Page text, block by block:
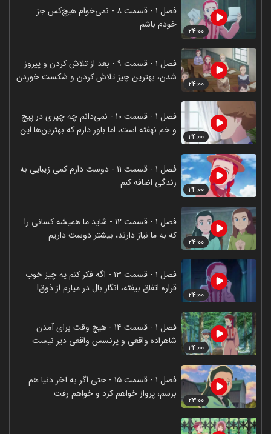
۲۴:۰۰
فصل ۱ - قسمت ۸ - نمی‌خوام هیچ‌کس جز
خودم باشم
۲۴:۰۰
فصل ۱ - قسمت ۹ - بعد از تلاش کردن و پیروز
شدن، بهترین چیز تلاش کردن و شکست خوردن
۲۴:۰۰
فصل ۱ - قسمت ۱۰ - نمی‌دانم چه چیزی در پیچ
و خم نهفته است، اما باور دارم که بهترین‌ها این
۲۴:۰۰
فصل ۱ - قسمت ۱۱ - دوست دارم کمی زیبایی به
زندگی اضافه کنم
۲۴:۰۰
فصل ۱ - قسمت ۱۲ - شاید ما همیشه کسانی را
که به ما نیاز دارند، بیشتر دوست داریم
۲۴:۰۰
فصل ۱ - قسمت ۱۳ - اگه فکر کنم یه چیز خوب
قراره اتفاق بیفته، انگار بال‌ در میارم از ذوق!
۲۴:۰۰
فصل ۱ - قسمت ۱۴ - هیچ وقت برای آمدن
شاهزاده واقعی و پرنسس واقعی دیر نیست
۲۳:۰۰
فصل ۱ - قسمت ۱۵ - حتی اگر به آخر دنیا هم
برسم، پرواز خواهم کرد و خواهم رفت